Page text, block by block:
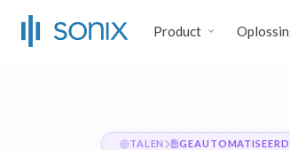
Product
TALEN